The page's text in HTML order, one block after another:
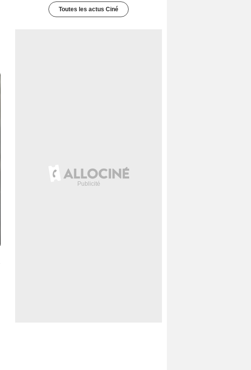
Toutes les actus Ciné